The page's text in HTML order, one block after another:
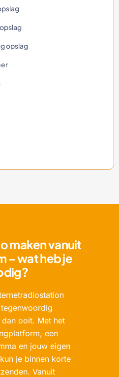
opslag
maken vanuit
– wat heb je
ooit. Met het
een
en jouw eigen
je binnen korte
Vanuit